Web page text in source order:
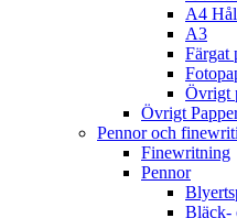
A4
A3
Färgat
Övrigt
Övrigt
Pennor och
Finewritning
Pennor
Bläck-